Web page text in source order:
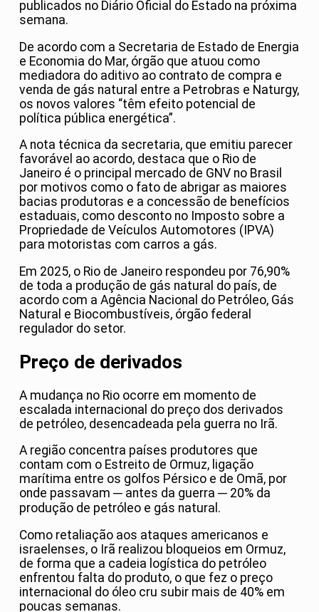
publicados no Diário Oficial do Estado na próxima
semana.
De acordo com a Secretaria de Estado de Energia
e Economia do Mar, órgão que atuou como
mediadora do aditivo ao contrato de compra e
venda de gás natural entre a Petrobras e Naturgy,
os novos valores “têm efeito potencial de
política pública energética”.
A nota técnica da secretaria, que emitiu parecer
favorável ao acordo, destaca que o Rio de
Janeiro é o principal mercado de GNV no Brasil
por motivos como o fato de abrigar as maiores
bacias produtoras e a concessão de benefícios
estaduais, como desconto no Imposto sobre a
Propriedade de Veículos Automotores (IPVA)
para motoristas com carros a gás.
Em 2025, o Rio de Janeiro respondeu por 76,90%
de toda a produção de gás natural do país, de
acordo com a Agência Nacional do Petróleo, Gás
Natural e Biocombustíveis, órgão federal
regulador do setor.
Preço de derivados
A mudança no Rio ocorre em momento de
escalada internacional do preço dos derivados
de petróleo, desencadeada pela guerra no Irã.
A região concentra países produtores que
contam com o Estreito de Ormuz, ligação
marítima entre os golfos Pérsico e de Omã, por
onde passavam ─ antes da guerra ─ 20% da
produção de petróleo e gás natural.
Como retaliação aos ataques americanos e
israelenses, o Irã realizou bloqueios em Ormuz,
de forma que a cadeia logística do petróleo
enfrentou falta do produto, o que fez o preço
internacional do óleo cru subir mais de 40% em
poucas semanas.